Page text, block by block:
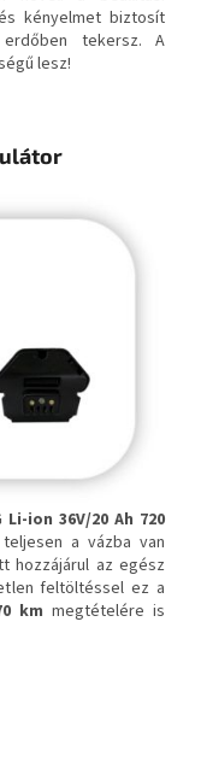
kényelmet biztosít
tekersz. A
lesz!
Li-ion 36V/20 Ah 720
a vázba van
hozzájárul az egész
feltöltéssel ez a
km megtételére is